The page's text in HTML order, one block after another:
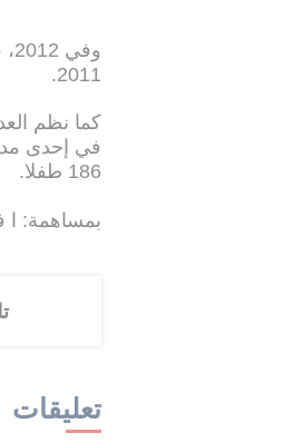
2011.
كما نظم
186 طفلا.
بمساهمة:
تعليقات